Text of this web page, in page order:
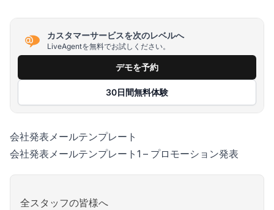
カスタマーサービスを次のレベルへ
LiveAgentを無料でお試しください。
デモを予約
30日間無料体験
会社発表メールテンプレート
会社発表メールテンプレート1 – プロモーション発表
全スタッフの皆様へ